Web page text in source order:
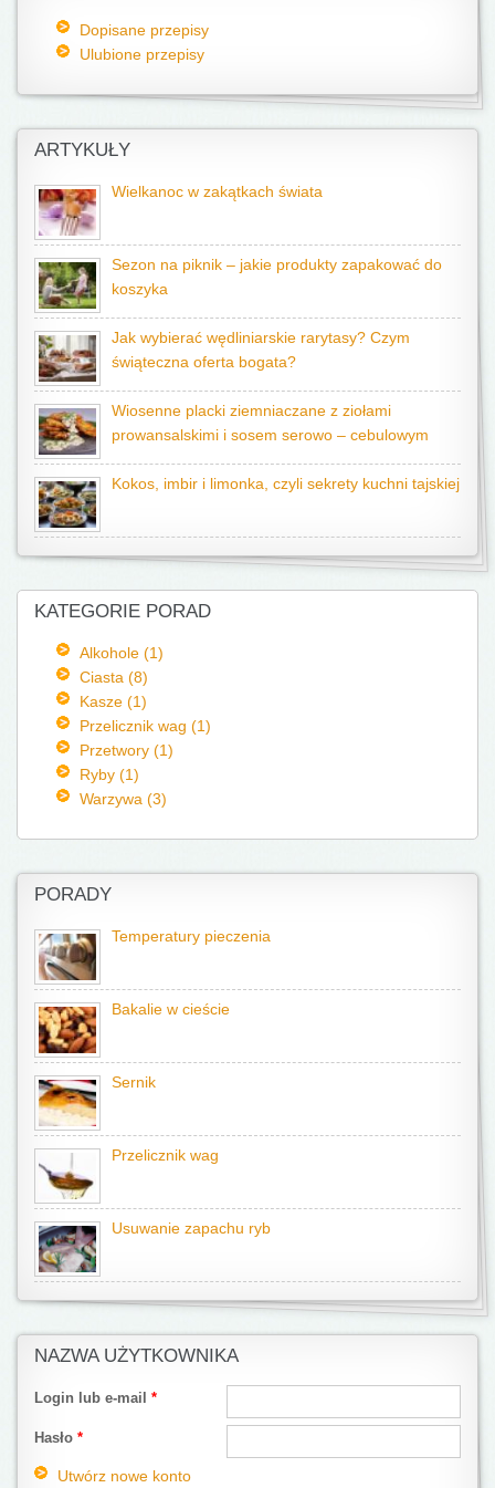
Dopisane przepisy
Ulubione przepisy
ARTYKUŁY
Wielkanoc w zakątkach świata
Sezon na piknik – jakie produkty zapakować do
koszyka
Jak wybierać wędliniarskie rarytasy? Czym
świąteczna oferta bogata?
Wiosenne placki ziemniaczane z ziołami
prowansalskimi i sosem serowo – cebulowym
Kokos, imbir i limonka, czyli sekrety kuchni tajskiej
KATEGORIE PORAD
Alkohole (1)
Ciasta (8)
Kasze (1)
Przelicznik wag (1)
Przetwory (1)
Ryby (1)
Warzywa (3)
PORADY
Temperatury pieczenia
Bakalie w cieście
Sernik
Przelicznik wag
Usuwanie zapachu ryb
NAZWA UŻYTKOWNIKA
Login lub e-mail *
Hasło *
Utwórz nowe konto